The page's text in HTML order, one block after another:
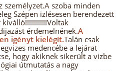
személyzet.A szoba minden
Szépen izlésesen berendezett
érdemelnének.A
igényt kielégít.Talán csak
medencébe a lejárat
hogy akiknek sikerült a vizbe
útmutatás a nagy